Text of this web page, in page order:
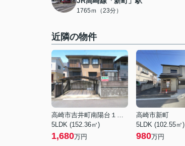
1765ｍ（23分）
近隣の物件
高崎市吉井町南陽台１丁目
5LDK (152.36㎡)
1,680万円
高崎市新町
5LDK (102.55㎡)
980万円